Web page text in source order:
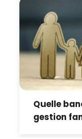
Quelle
gestion